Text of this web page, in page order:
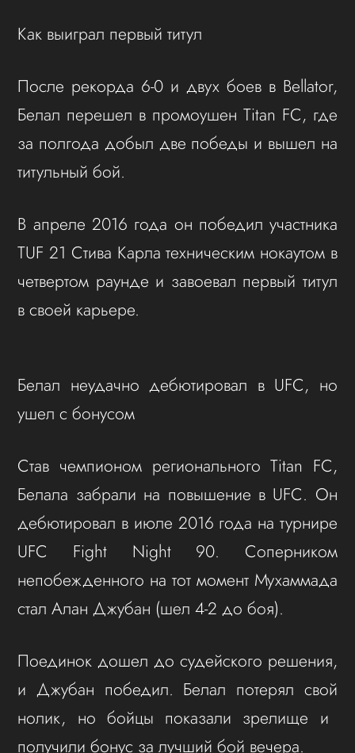
Как выиграл первый титул
После рекорда 6-0 и двух боев в Bellator,
Белал перешел в промоушен Titan FC, где
за полгода добыл две победы и вышел на
титульный бой.
В апреле 2016 года он победил участника
TUF 21 Стива Карла техническим нокаутом в
четвертом раунде и завоевал первый титул
в своей карьере.
Белал неудачно дебютировал в UFC, но
ушел с бонусом
Став чемпионом регионального Titan FC,
Белала забрали на повышение в UFC. Он
дебютировал в июле 2016 года на турнире
UFC Fight Night 90. Соперником
непобежденного на тот момент Мухаммада
стал Алан Джубан (шел 4-2 до боя).
Поединок дошел до судейского решения,
и Джубан победил. Белал потерял свой
нолик, но бойцы показали зрелище и
получили бонус за лучший бой вечера.